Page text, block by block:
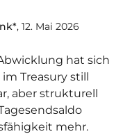
, 12. Mai 2026
hat sich
Treasury still
aber strukturell
mehr.